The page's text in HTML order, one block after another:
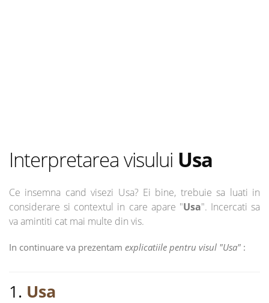
Interpretarea visului Usa
Ce insemna cand visezi Usa? Ei bine, trebuie sa luati in
considerare si contextul in care apare "Usa". Incercati sa
va amintiti cat mai multe din vis.
In continuare va prezentam explicatiile pentru visul "Usa" :
1. Usa